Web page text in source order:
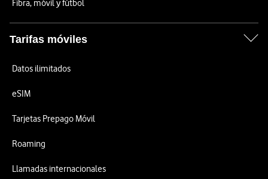
Fibra, móvil y fútbol
Tarifas móviles
Datos ilimitados
eSIM
Tarjetas Prepago Móvil
Roaming
Llamadas internacionales